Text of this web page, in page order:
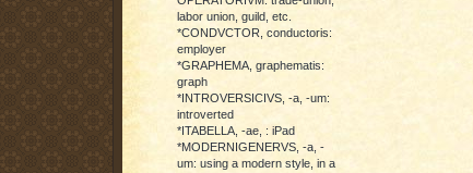
labor union, guild, etc.
*CONDVCTOR, conductoris:
employer
*GRAPHEMA, graphematis:
graph
*INTROVERSICIVS, -a, -um:
introverted
*ITABELLA, -ae, : iPad
*MODERNIGENERVS, -a, -
um: using a modern style, in a